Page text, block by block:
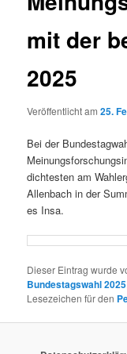
mit der
2025
Veröffentlicht am25.
Bei der
dichtesten am
Allenbach in der
es Insa.
Dieser Eintrag wurde
Bundestagswahl 2025
Lesezeichen für den